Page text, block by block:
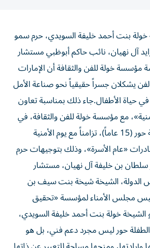
بنت أحمد خليفة السويدي، حرم سمو
آل نهيان، نائب حاكم أبوظبي مستشار
مؤسسة خولة للفن والثقافة أن الإمارات
يشكلان جسراً حقيقياً نحو صناعة الأمل
حياة الأطفال.جاء ذلك بمناسبة تعاون
مع مؤسسة خولة للفن والثقافة، في
تحقيق أمنية الطفلة حور (15 عاماً)، تزامناً مع يوم الأمنية
«عام الأسرة»، وذلك بتوجيهات حرم
سلطان بن خليفة آل نهيان، مستشار
الشيخة شيخة بنت سيف بن
مجلس الأمناء لمؤسسة «تحقيق
خولة بنت أحمد خليفة السويدي،
حور ليس مجرد دعم فني، بل هو